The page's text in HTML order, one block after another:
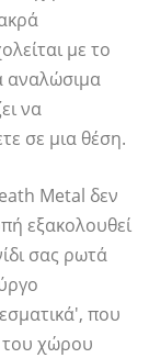
με το
αναλώσιμα
να
σε μια θέση.
Metal δεν
εξακολουθεί
σας ρωτά
που
του χώρου